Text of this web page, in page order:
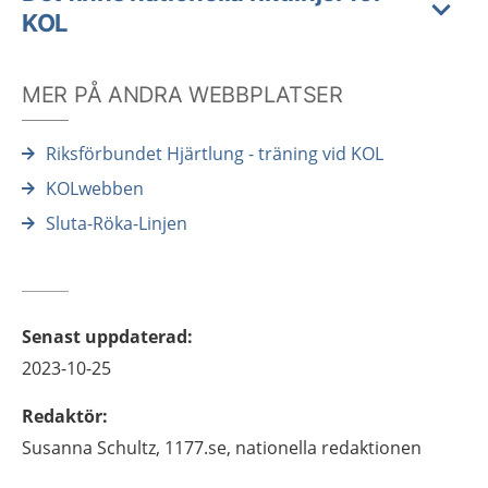
KOL
MER PÅ ANDRA WEBBPLATSER
Riksförbundet Hjärtlung - träning vid KOL
KOLwebben
Sluta-Röka-Linjen
Senast uppdaterad:
2023-10-25
Redaktör:
Susanna Schultz, 1177.se, nationella redaktionen